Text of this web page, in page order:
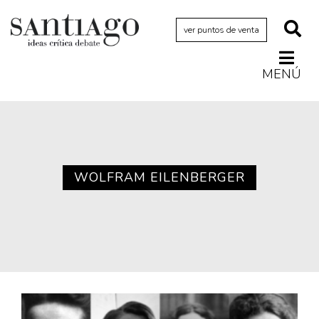
ver puntos de venta
MENÚ
Artes visualesWOLFRAM EILENBERGER